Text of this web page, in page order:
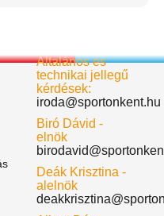
Általános és
technikai jellegű
kérdések:
iroda@sportonkent.hu
Biró Dávid -
elnök
Deák Krisztina -
alelnök